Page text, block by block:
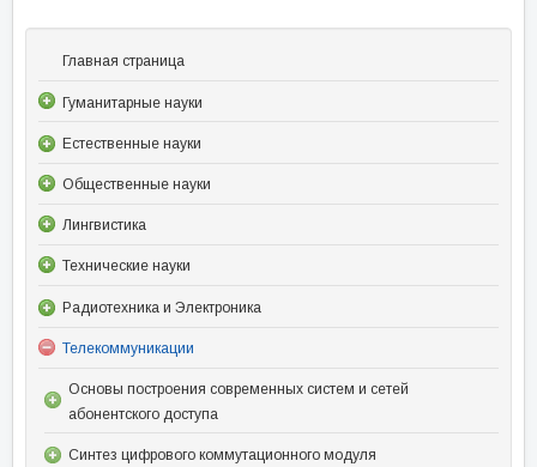
Главная страница
Гуманитарные науки
Естественные науки
Общественные науки
Лингвистика
Технические науки
Радиотехника и Электроника
Телекоммуникации
Основы построения современных систем и сетей
абонентского доступа
Синтез цифрового коммутационного модуля